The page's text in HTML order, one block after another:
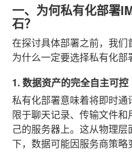
一、为何私有化部署
石？
在探讨具体部署之前，我们
为什么一定要选择私有化部
1. 数据资产的完全自主可控
私有化部署意味着将即时通
限于聊天记录、传输文件
己的服务器上。这从物理
下，数据可能因服务商策略